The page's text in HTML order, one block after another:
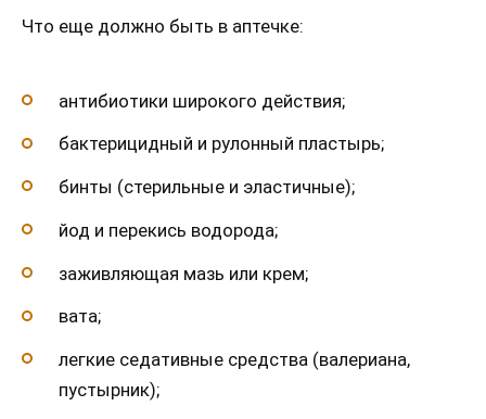
Что еще должно быть в аптечке:
антибиотики широкого действия;
бактерицидный и рулонный пластырь;
бинты (стерильные и эластичные);
йод и перекись водорода;
заживляющая мазь или крем;
вата;
легкие седативные средства (валериана,
пустырник);